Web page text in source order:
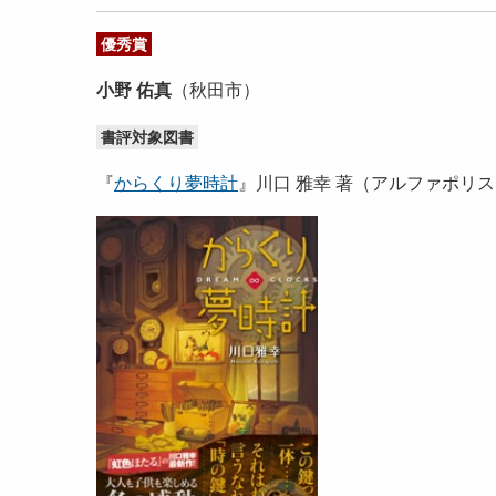
優秀賞
小野 佑真 （秋田市）
書評対象図書
『からくり夢時計 』川口 雅幸 著（アルファポリ